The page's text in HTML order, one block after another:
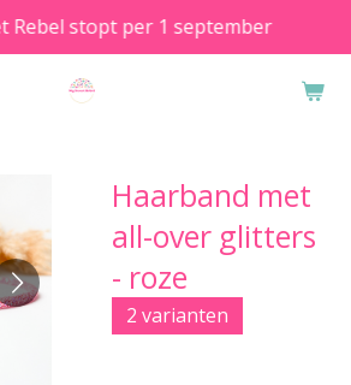
Rebel stopt per 1 september
Haarband met
all-over glitters
- roze
2 varianten